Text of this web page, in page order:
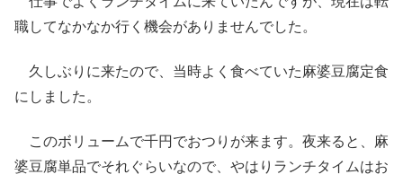
職してなかなか行く機会がありませんでした。
久しぶりに来たので、当時よく食べていた麻婆豆腐定食
にしました。
このボリュームで千円でおつりが来ます。夜来ると、麻
婆豆腐単品でそれぐらいなので、やはりランチタイムはお